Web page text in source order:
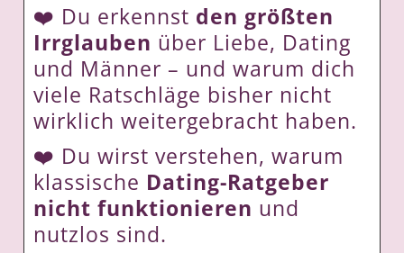
❤️ Du erkennst den größten
Irrglauben über Liebe, Dating
und Männer – und warum dich
viele Ratschläge bisher nicht
wirklich weitergebracht haben.
❤️ Du wirstverstehen, warum
klassische Dating-Ratgeber
nicht funktionieren und
nutzlos sind.